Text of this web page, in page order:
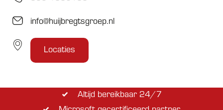
info@huijbregtsgroep.nl
Locaties
4.4 van 5 sterren Google review
Altijd bereikbaar 24/7